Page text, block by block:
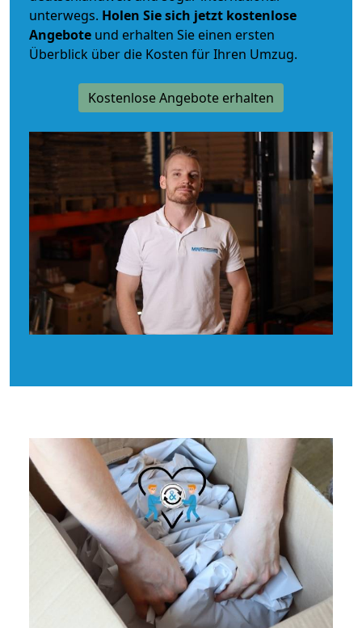
unterwegs. Holen Sie sich jetzt kostenlose
Angebote und erhalten Sie einen ersten
Überblick über die Kosten für Ihren Umzug.
Kostenlose Angebote erhalten